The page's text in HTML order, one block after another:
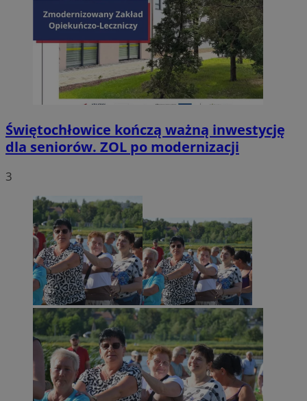
Świętochłowice kończą ważną inwestycję
dla seniorów. ZOL po modernizacji
3